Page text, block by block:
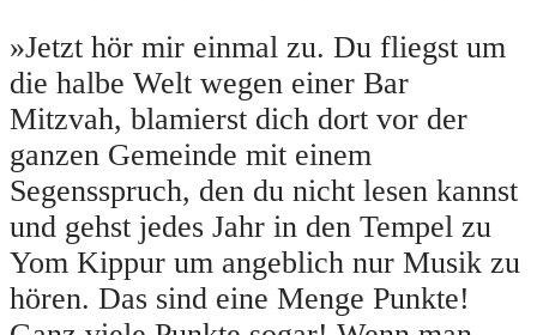
»Jetzt hör mir einmal zu. Du fliegst um
die halbe Welt wegen einer Bar
Mitzvah, blamierst dich dort vor der
ganzen Gemeinde mit einem
Segensspruch, den du nicht lesen kannst
und gehst jedes Jahr in den Tempel zu
Yom Kippur um angeblich nur Musik zu
hören. Das sind eine Menge Punkte!